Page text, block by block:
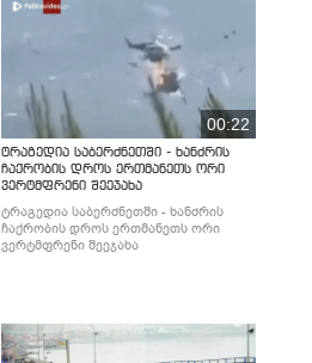
00:22
ტრაგედია საბერძნეთში - ხანძრის
ჩაქრობის დროს ერთმანეთს ორი
ვერტმფრენი შეეჯახა
ტრაგედია საბერძნეთში - ხანძრის
ჩაქრობის დროს ერთმანეთს ორი
ვერტმფრენი შეეჯახა